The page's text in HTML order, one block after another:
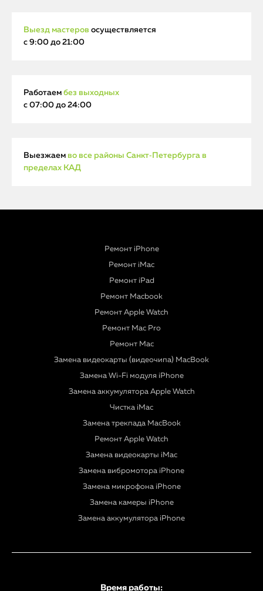
Выезд мастеров осуществляется
с 9:00 до 21:00
Работаем без выходных
с 07:00 до 24:00
Выезжаем во все районы Санкт‑Петербурга в
пределах КАД
Ремонт iPhone
Ремонт iMac
Ремонт iPad
Ремонт Macbook
Ремонт Apple Watch
Ремонт Mac Pro
Ремонт Mac
Замена видеокарты (видеочипа) MacBook
Замена Wi-Fi модуля iPhone
Замена аккумулятора Apple Watch
Чистка iMac
Замена трекпада MacBook
Ремонт Apple Watch
Замена видеокарты iMac
Замена вибромотора iPhone
Замена микрофона iPhone
Замена камеры iPhone
Замена аккумулятора iPhone
Время работы: